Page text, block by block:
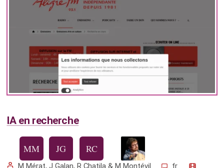
IA en recherche
M Mérat, J Galan, R Chatila& M Montévil
fr